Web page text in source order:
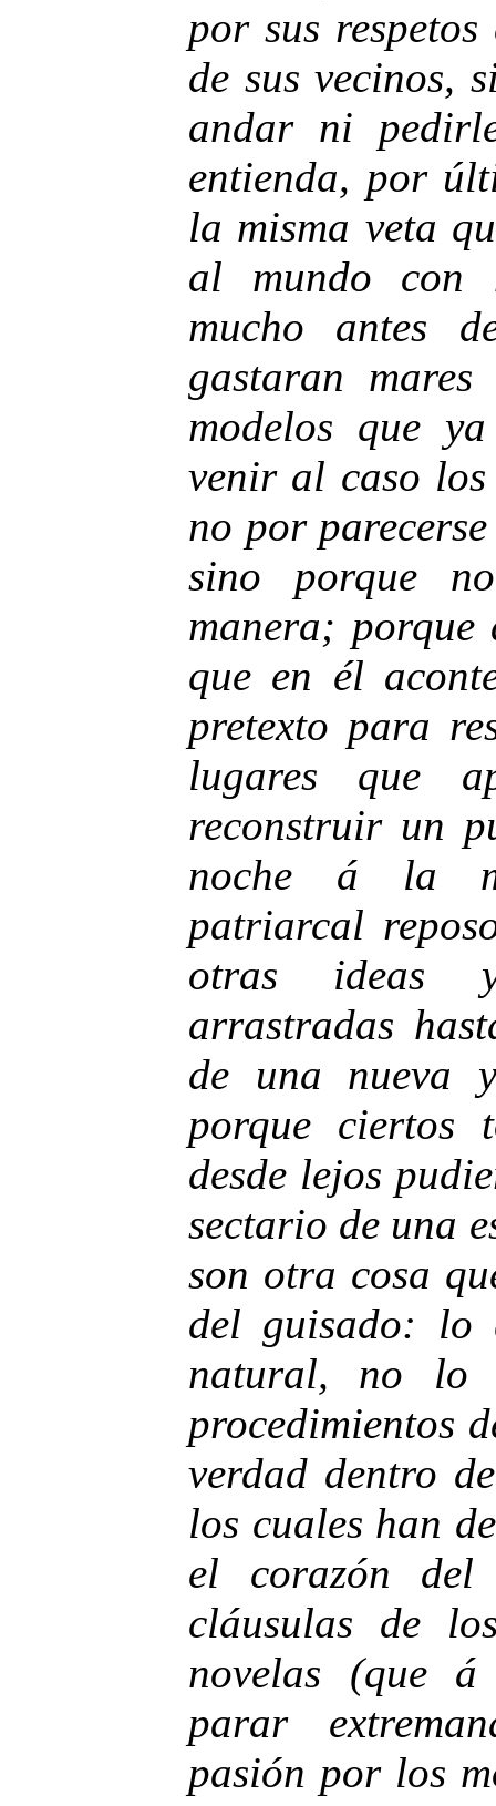
por sus
de sus vecinos,
andar ni
entienda, por
la misma veta
al mundo con
mucho antes
gastaran
modelos que
venir al caso los
no por
sino porque
manera;
que en él
pretexto para
lugares que
reconstruir un
noche á la
patriarcal
otras ideas
arrastradas
de una nueva
porque ciertos
desde lejos
sectario de una
son otra cosa
del guisado: lo
natural, no lo
procedimientos
verdad dentro
los cuales han
el corazón
cláusulas de
novelas (que
parar
pasión por los